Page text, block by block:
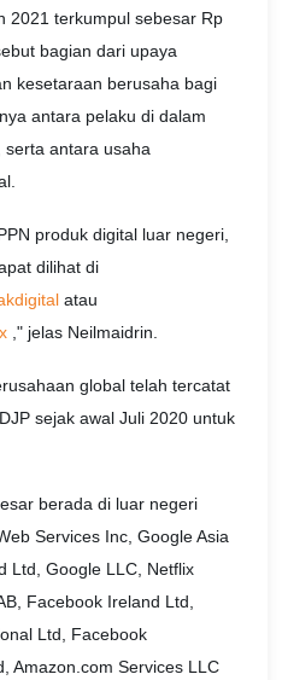
2021 terkumpul sebesar Rp
bagian dari upaya
kesetaraan berusaha bagi
antara pelaku di dalam
serta antara usaha
produk digital luar negeri,
dilihat di
atau
," jelas Neilmaidrin.
global telah tercatat
sejak awal Juli 2020 untuk
berada di luar negeri
Services Inc, Google Asia
Ltd, Google LLC, Netflix
Facebook Ireland Ltd,
Ltd, Facebook
Amazon.com Services LLC